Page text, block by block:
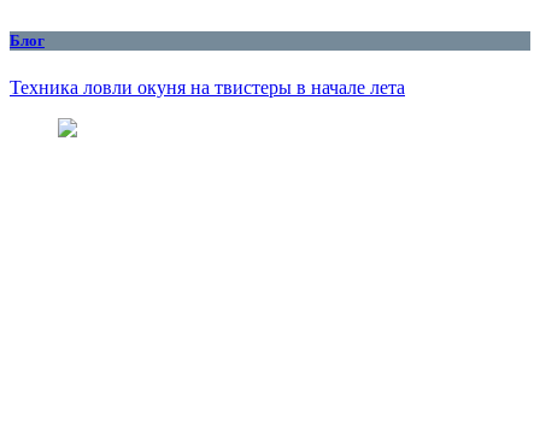
Блог
Техника ловли окуня на твистеры в начале лета